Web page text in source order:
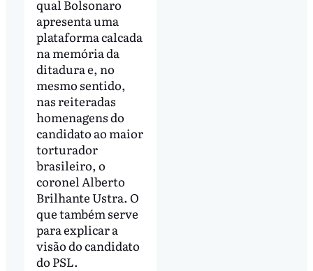
qual Bolsonaro
apresenta uma
plataforma calcada
na memória da
ditadura e, no
mesmo sentido,
nas reiteradas
homenagens do
candidato ao maior
torturador
brasileiro, o
coronel Alberto
Brilhante Ustra. O
que também serve
para explicar a
visão do candidato
do PSL.